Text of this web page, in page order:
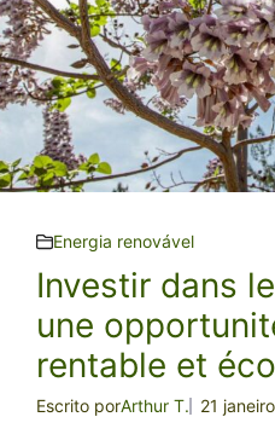
Energia renovável
Investir dans
une
rentable et
Escrito porArthur T. 21